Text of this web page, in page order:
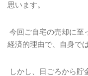
思います。
今回ご自宅の売却に至
経済的理由で、自身で
しかし、日ごろから